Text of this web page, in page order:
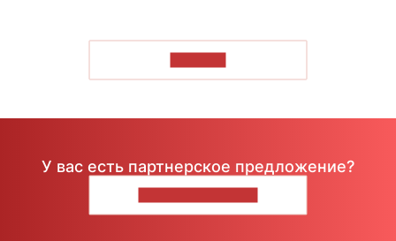
У вас есть партнерское предложение?